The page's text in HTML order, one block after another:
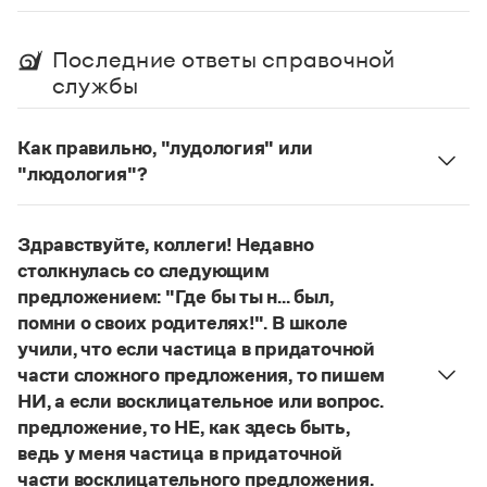
Словари русского языка как государственного
Справочники
Правила русской орфографии и пунктуации
Русский язык. Краткий теоретический курс
Справочник по пунктуации
Словарь-справочник трудностей
Справочник по фразеологии
Азбучные истины
Словарь-справочник непростые слова
Все справочники портала
Журнал
Новости и события
Словарь методических терминов
Последние ответы справочной
службы
Как правильно, "лудология" или
"людология"?
В научных текстах неологизм, используемый для
понятий, представлен в двух вариантах:
илюдология (от лат. ludus — 'игра').
О «правильном» варианте слова можно говорить,
если оно кодифицировано в нормативных
словарях русского языка. Пока же такой
словарной фиксацией мы не располагаем.
Страница ответа
Здравствуйте, коллеги! Недавно
столкнулась со следующим
предложением: "Где бы ты н... был,
помни о своих родителях!". В школе
учили, что если частица в придаточной
части сложного предложения, то пишем
НИ, а если восклицательное или вопрос.
предложение, то НЕ, как здесь быть,
ведь у меня частица в придаточной
части восклицательного предложения.